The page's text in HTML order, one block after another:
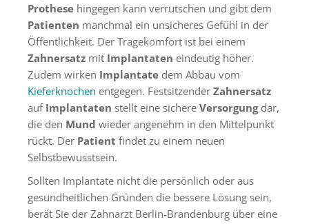
Prothese hingegen kann verrutschen und gibt dem
Patienten manchmal ein unsicheres Gefühl in der
Öffentlichkeit. Der Tragekomfort ist bei einem
Zahnersatz mit Implantaten eindeutig höher.
Zudem wirken Implantate dem Abbau vom
Kieferknochen entgegen. Festsitzender Zahnersatz
auf Implantaten stellt eine sichere Versorgungdar,
die den Mund wieder angenehm in den Mittelpunkt
rückt. Der Patient findet zu einem neuen
Selbstbewusstsein.
Sollten Implantate nicht die persönlich oder aus
gesundheitlichen Gründen die bessere Lösung sein,
berät Sie der Zahnarzt Berlin-Brandenburg über eine